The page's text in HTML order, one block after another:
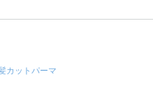
カットパーマ